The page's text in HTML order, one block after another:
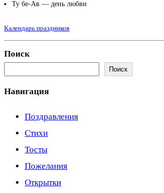
Ту бе-Ав — день любви
Календарь праздников
Поиск
Поиск
Навигация
Поздравления
Стихи
Тосты
Пожелания
Открытки